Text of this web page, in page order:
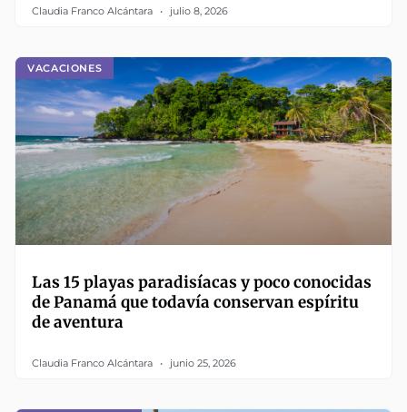
Claudia Franco Alcántara julio 8, 2026
VACACIONES
Las 15 playas paradisíacas y poco conocidas
de Panamá que todavía conservan espíritu
de aventura
Claudia Franco Alcántara junio 25, 2026